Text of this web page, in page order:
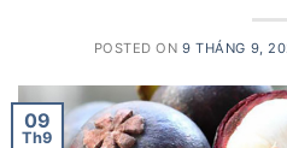
POSTED ON9 THÁNG 9,
09
Th9